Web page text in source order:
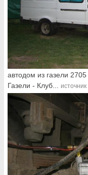
автодом из газели
Газели - Клуб...
источник